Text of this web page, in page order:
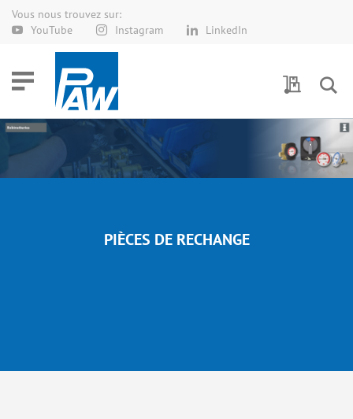
Vous nous trouvez sur:
YouTube
Instagram LinkedIn
Allez
Demande
PIÈCES DE RECHANGE